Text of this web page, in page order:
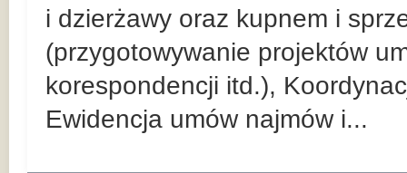
i dzierżawy oraz kupnem i
(przygotowywanie projektów
korespondencji itd.),
Ewidencja umów najmów i...